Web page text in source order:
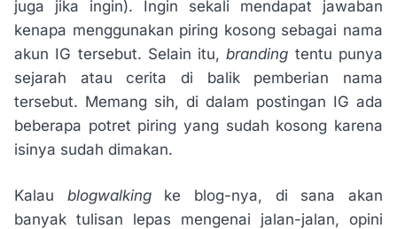
juga jika ingin). Ingin sekali mendapat jawaban
kenapa menggunakan piring kosong sebagai nama
akun IG tersebut. Selain itu,branding tentu punya
sejarah atau cerita di balik pemberian nama
tersebut. Memang sih, di dalam postingan IG ada
beberapa potret piring yang sudah kosong karena
isinya sudah dimakan.
Kalau blogwalking ke blog-nya, di sana akan
banyak tulisan lepas mengenai jalan-jalan, opini